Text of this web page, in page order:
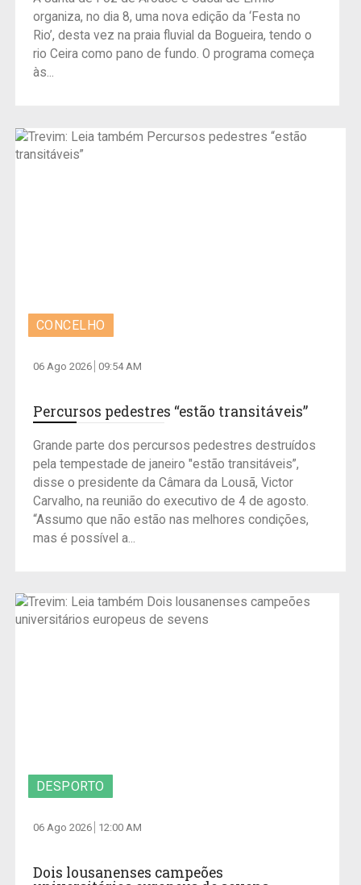
organiza, no dia 8, uma nova edição da ‘Festa no
Rio’, desta vez na praia fluvial da Bogueira, tendo o
rio Ceira como pano de fundo. O programa começa
às...
CONCELHO
06 Ago 2026 09:54 AM
Percursos pedestres “estão transitáveis”
Grande parte dos percursos pedestres destruídos
pela tempestade de janeiro "estão transitáveis”,
disse o presidente da Câmara da Lousã, Victor
Carvalho, na reunião do executivo de 4 de agosto.
“Assumo que não estão nas melhores condições,
mas é possível a...
DESPORTO
06 Ago 2026 12:00 AM
Dois lousanenses campeões